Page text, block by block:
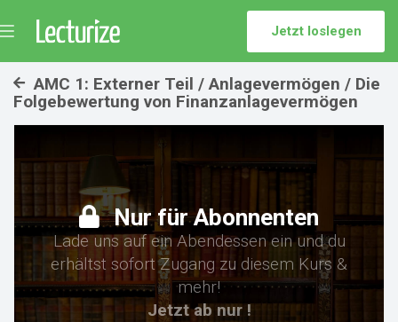
Jetzt loslegen
AMC 1: Externer Teil / Anlagevermögen / Die
Folgebewertung von Finanzanlagevermögen
Nur für Abonnenten
Lade uns auf ein Abendessen ein und du
erhältst sofort Zugang zu diesem Kurs &
mehr!
Jetzt ab nur !